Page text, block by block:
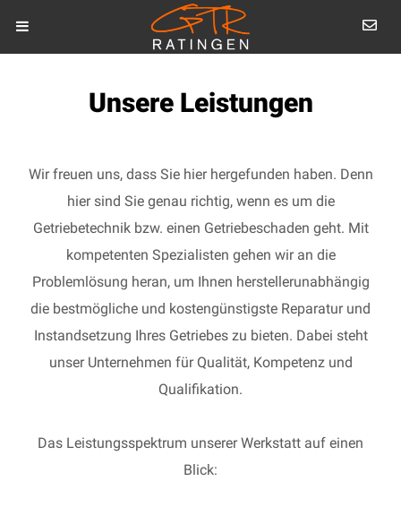
Unsere Leistungen
Wir freuen uns, dass Sie hier hergefunden haben. Denn
hier sind Sie genau richtig, wenn es um die
Getriebetechnik bzw. einen Getriebeschaden geht. Mit
kompetenten Spezialisten gehen wir an die
Problemlösung heran, um Ihnen herstellerunabhängig
die bestmögliche und kostengünstigste Reparatur und
Instandsetzung Ihres Getriebes zu bieten. Dabei steht
unser Unternehmen für Qualität, Kompetenz und
Qualifikation.
Das Leistungsspektrum unserer Werkstatt auf einen
Blick: